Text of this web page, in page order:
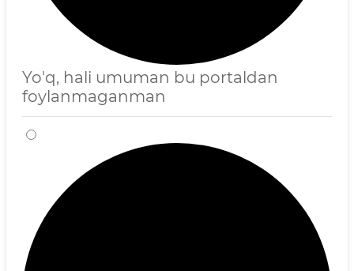
Yo'q, hali umuman bu portaldan
foylanmaganman